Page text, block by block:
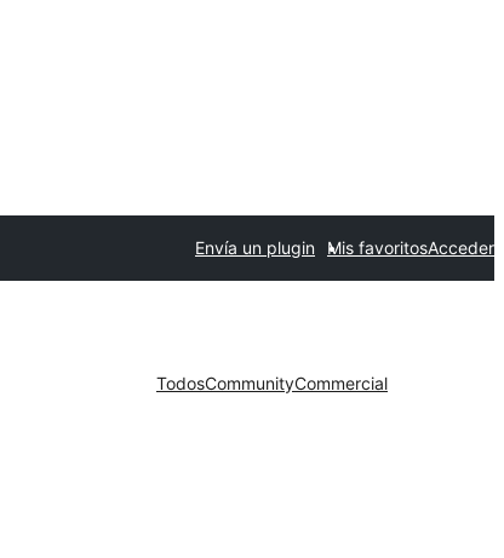
Envía un plugin Mis favoritosAcceder
TodosCommunityCommercial